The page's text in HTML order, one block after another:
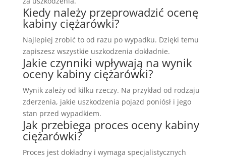
Kiedy należy przeprowadzić ocenę
kabiny ciężarówki?
Najlepiej zrobić to od razu po wypadku. Dzięki temu
zapiszesz wszystkie uszkodzenia dokładnie.
Jakie czynniki wpływają na wynik
oceny kabiny ciężarówki?
Wynik zależy od kilku rzeczy. Na przykład od rodzaju
zderzenia, jakie uszkodzenia pojazd poniósł i jego
stan przed wypadkiem.
Jak przebiega proces oceny kabiny
ciężarówki?
Proces jest dokładny i wymaga specjalistycznych